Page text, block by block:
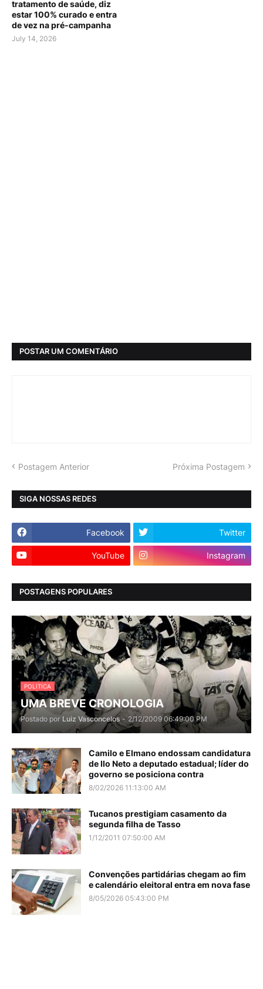
tratamento de saúde, diz
estar 100% curado e entra
de vez na pré-campanha
July 14, 2026
POSTAR UM COMENTÁRIO
Postagem Anterior Próxima Postagem
SIGA NOSSAS REDES
Facebook Twitter
YouTube Instagram
POSTAGENS POPULARES
POLITICA
UMA BREVE CRONOLOGIA
Postado por Luiz Vasconcelos - 2/12/2009 06:49:00 PM
Camilo e Elmano endossam candidatura
de Ilo Neto a deputado estadual; líder do
governo se posiciona contra
8/02/2026 11:13:00 AM
Tucanos prestigiam casamento da
segunda filha de Tasso
1/12/2011 07:50:00 AM
Convenções partidárias chegam ao fim
e calendário eleitoral entra em nova fase
8/05/2026 05:43:00 PM